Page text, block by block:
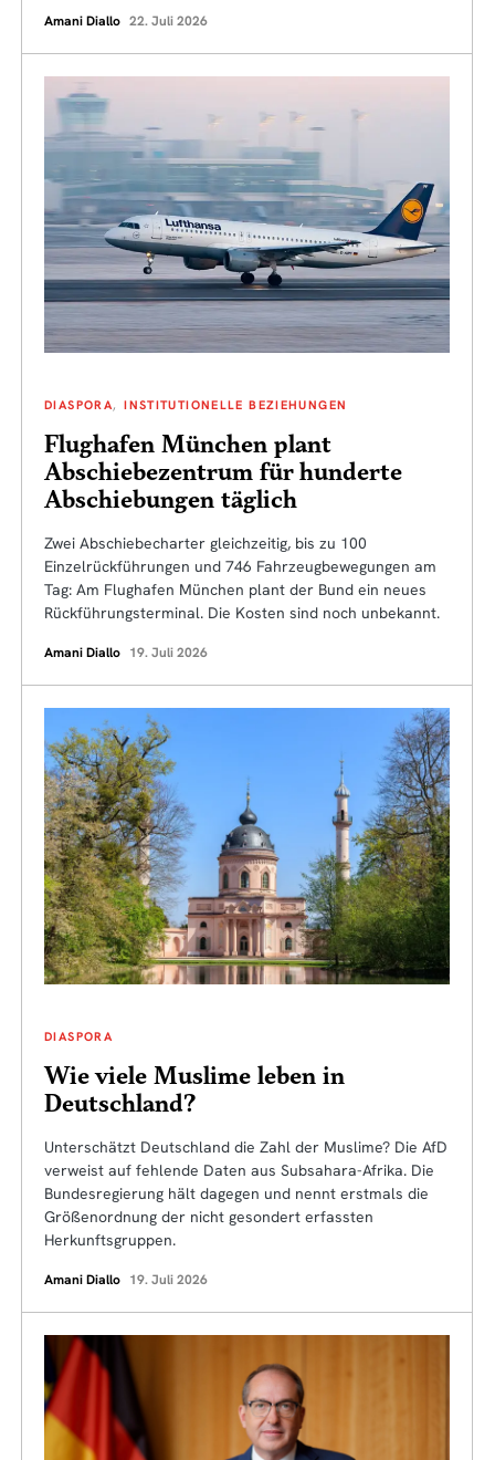
Amani Diallo 22. Juli 2026
DIASPORA INSTITUTIONELLE BEZIEHUNGEN
Flughafen München plant
Abschiebezentrum für hunderte
Abschiebungen täglich
Zwei Abschiebecharter gleichzeitig, bis zu 100
Einzelrückführungen und 746 Fahrzeugbewegungen am
Tag: Am Flughafen München plant der Bund ein neues
Rückführungsterminal. Die Kosten sind noch unbekannt.
Amani Diallo 19. Juli 2026
DIASPORA
Wie viele Muslime leben in
Deutschland?
Unterschätzt Deutschland die Zahl der Muslime? Die AfD
verweist auf fehlende Daten aus Subsahara-Afrika. Die
Bundesregierung hält dagegen und nennt erstmals die
Größenordnung der nicht gesondert erfassten
Herkunftsgruppen.
Amani Diallo 19. Juli 2026